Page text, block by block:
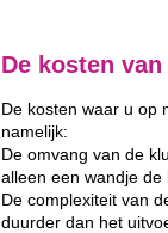
De kosten
De kosten waar u op
namelijk:
De omvang van de
alleen een wandje de
De complexiteit van
duurder dan het